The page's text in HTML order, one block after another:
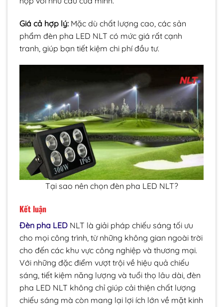
Giá cả hợp lý: Mặc dù chất lượng cao, các sản
phẩm đèn pha LED NLT có mức giá rất cạnh
tranh, giúp bạn tiết kiệm chi phí đầu tư.
Tại sao nên chọn đèn pha LED NLT?
Kết luận
Đèn pha LED NLT là giải pháp chiếu sáng tối ưu
cho mọi công trình, từ những không gian ngoài trời
cho đến các khu vực công nghiệp và thương mại.
Với những đặc điểm vượt trội về hiệu quả chiếu
sáng, tiết kiệm năng lượng và tuổi thọ lâu dài, đèn
pha LED NLT không chỉ giúp cải thiện chất lượng
chiếu sáng mà còn mang lại lợi ích lớn về mặt kinh